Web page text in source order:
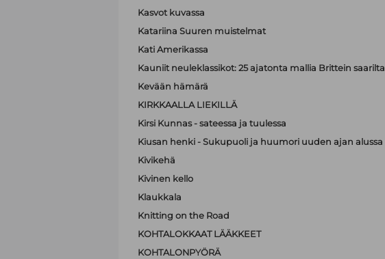
Kasvot kuvassa
Katariina Suuren muistelmat
Kati Amerikassa
Kauniit neuleklassikot: 25 ajatonta mallia Brittein saarilta
Kevään hämärä
KIRKKAALLA LIEKILLÄ
Kirsi Kunnas - sateessa ja tuulessa
Kiusan henki - Sukupuoli ja huumori uuden ajan alussa
Kivikehä
Kivinen kello
Klaukkala
Knitting on the Road
KOHTALOKKAAT LÄÄKKEET
KOHTALONPYÖRÄ